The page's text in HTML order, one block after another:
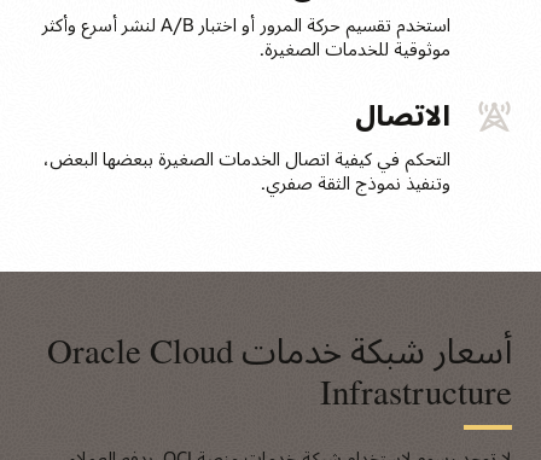
استخدم تقسيم حركة المرور أو اختبار A/B لنشر أسرع وأكثر
موثوقية للخدمات الصغيرة.
الاتصال
التحكم في كيفية اتصال الخدمات الصغيرة ببعضها البعض،
وتنفيذ نموذج الثقة صفري.
أسعار شبكة خدمات Oracle Cloud
Infrastructure